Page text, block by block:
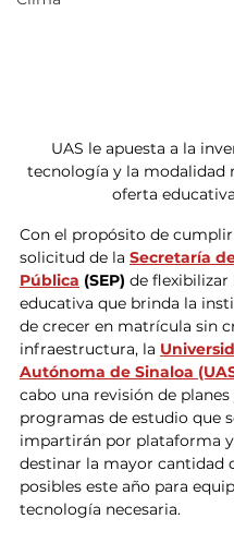
UAS le apuesta a la
tecnología y la modalidad
oferta educativa
Con el propósito de
solicitud de la Secretaría
Pública (SEP) de flexibilizar
educativa que brinda la
de crecer en matrícula sin
infraestructura, la
Autónoma de Sinaloa
cabo una revisión de planes
programas de estudio que
impartirán por plataforma
destinar la mayor cantidad
posibles este año para
tecnología necesaria.